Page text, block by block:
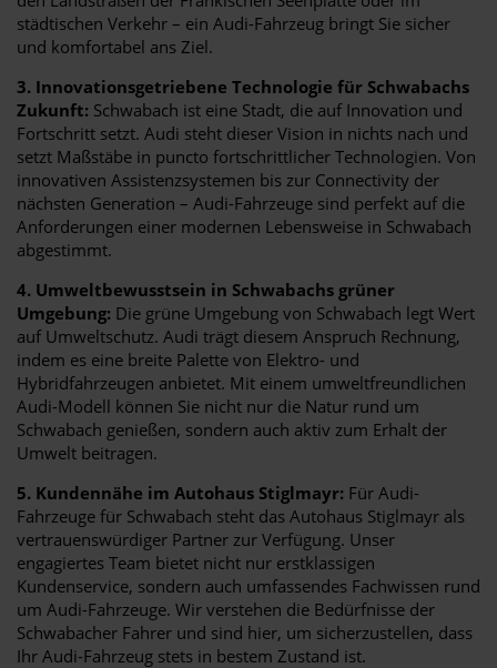
städtischen Verkehr – ein Audi-Fahrzeug bringt Sie sicher
und komfortabel ans Ziel.
3. Innovationsgetriebene Technologie für Schwabachs
Zukunft: Schwabach ist eine Stadt, die auf Innovation und
Fortschritt setzt. Audi steht dieser Vision in nichts nach und
setzt Maßstäbe in puncto fortschrittlicher Technologien. Von
innovativen Assistenzsystemen bis zur Connectivity der
nächsten Generation – Audi-Fahrzeuge sind perfekt auf die
Anforderungen einer modernen Lebensweise in Schwabach
abgestimmt.
4. Umweltbewusstsein in Schwabachs grüner
Umgebung: Die grüne Umgebung von Schwabach legt Wert
auf Umweltschutz. Audi trägt diesem Anspruch Rechnung,
indem es eine breite Palette von Elektro- und
Hybridfahrzeugen anbietet. Mit einem umweltfreundlichen
Audi-Modell können Sie nicht nur die Natur rund um
Schwabach genießen, sondern auch aktiv zum Erhalt der
Umwelt beitragen.
5. Kundennähe im Autohaus Stiglmayr: Für Audi-
Fahrzeuge für Schwabach steht das Autohaus Stiglmayr als
vertrauenswürdiger Partner zur Verfügung. Unser
engagiertes Team bietet nicht nur erstklassigen
Kundenservice, sondern auch umfassendes Fachwissen rund
um Audi-Fahrzeuge. Wir verstehen die Bedürfnisse der
Schwabacher Fahrer und sind hier, um sicherzustellen, dass
Ihr Audi-Fahrzeug stets in bestem Zustand ist.